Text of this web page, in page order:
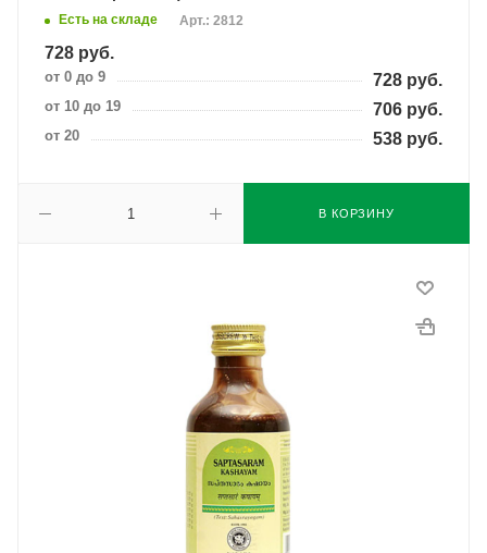
Есть на складе Арт.: 2812
728 руб.
от 0 до 9 728 руб.
от 10 до 19 706 руб.
от 20 538 руб.
В КОРЗИНУ